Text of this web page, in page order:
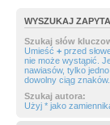
WYSZUKAJ
Szukaj słów
Umieść + przed
nie może wystąpić.
nawiasów, tylko
dowolny ciąg znaków.
Szukaj autora:
Użyj * jako